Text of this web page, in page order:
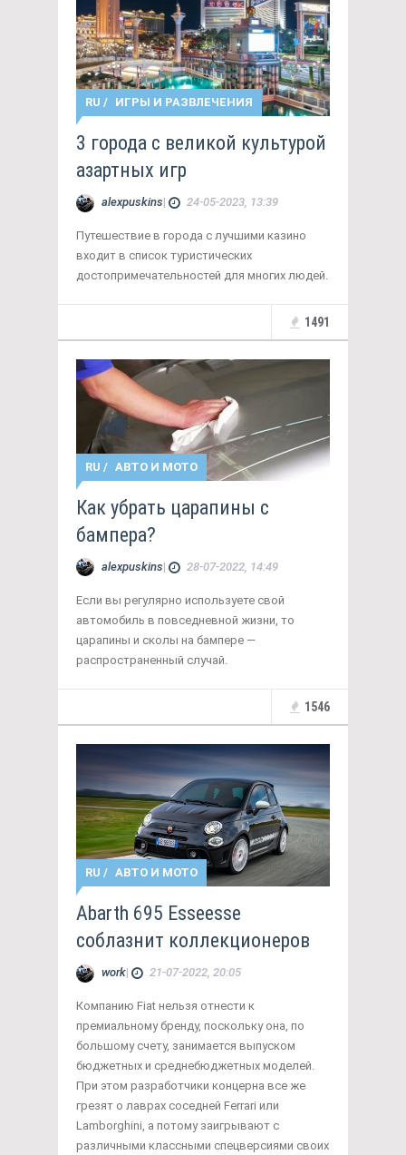
RU / ИГРЫ И РАЗВЛЕЧЕНИЯ
3 города с великой культурой
азартных игр
alexpuskins| 24-05-2023, 13:39
Путешествие в города с лучшими казино
входит в список туристических
достопримечательностей для многих людей.
1491
RU / АВТО И МОТО
Как убрать царапины с
бампера?
alexpuskins| 28-07-2022, 14:49
Если вы регулярно используете свой
автомобиль в повседневной жизни, то
царапины и сколы на бампере —
распространенный случай.
1546
RU / АВТО И МОТО
Abarth 695 Esseesse
соблазнит коллекционеров
work| 21-07-2022, 20:05
Компанию Fiat нельзя отнести к
премиальному бренду, поскольку она, по
большому счету, занимается выпуском
бюджетных и среднебюджетных моделей.
При этом разработчики концерна все же
грезят о лаврах соседней Ferrari или
Lamborghini, а потому заигрывают с
различными классными спецверсиями своих